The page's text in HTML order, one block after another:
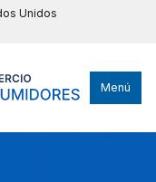
Unidos
Menú